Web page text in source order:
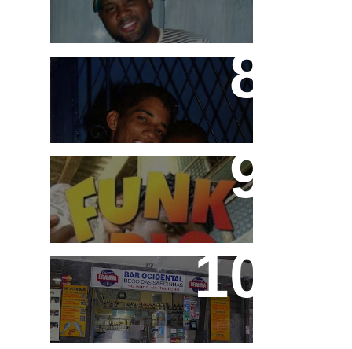
Teco e Buzunga
Funk Rio Documentário
Beco das Sardinhas